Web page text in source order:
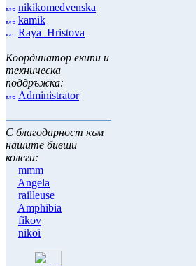
nikikomedvenska
kamik
Raya_Hristova
Координатор екипи и
техническа
поддръжка:
Administrator
С благодарност към
нашите бивши
колеги:
mmm
Angela
railleuse
Amphibia
fikov
nikoi